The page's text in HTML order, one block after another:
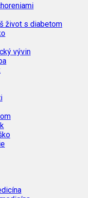
život s diabetom
vývin